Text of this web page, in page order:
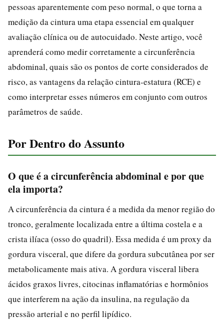
pessoas aparentemente com peso normal, o que torna a
medição da cintura uma etapa essencial em qualquer
avaliação clínica ou de autocuidado. Neste artigo, você
aprenderá como medir corretamente a circunferência
abdominal, quais são os pontos de corte considerados de
risco, as vantagens da relação cintura-estatura (RCE) e
como interpretar esses números em conjunto com outros
parâmetros de saúde.
Por Dentro do Assunto
O que é a circunferência abdominal e por que
ela importa?
A circunferência da cintura é a medida da menor região do
tronco, geralmente localizada entre a última costela e a
crista ilíaca (osso do quadril). Essa medida é um proxy da
gordura visceral, que difere da gordura subcutânea por ser
metabolicamente mais ativa. A gordura visceral libera
ácidos graxos livres, citocinas inflamatórias e hormônios
que interferem na ação da insulina, na regulação da
pressão arterial e no perfil lipídico.